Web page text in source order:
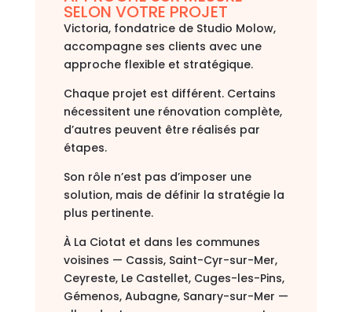
SELON VOTRE PROJET
Victoria, fondatrice de Studio Molow,
accompagne ses clients avec une
approche flexible et stratégique.
Chaque projet est différent. Certains
nécessitent une rénovation complète,
d’autres peuvent être réalisés par
étapes.
Son rôle n’est pas d’imposer une
solution, mais de définir la stratégie la
plus pertinente.
À La Ciotat et dans les communes
voisines — Cassis, Saint-Cyr-sur-Mer,
Ceyreste, Le Castellet, Cuges-les-Pins,
Gémenos, Aubagne, Sanary-sur-Mer —